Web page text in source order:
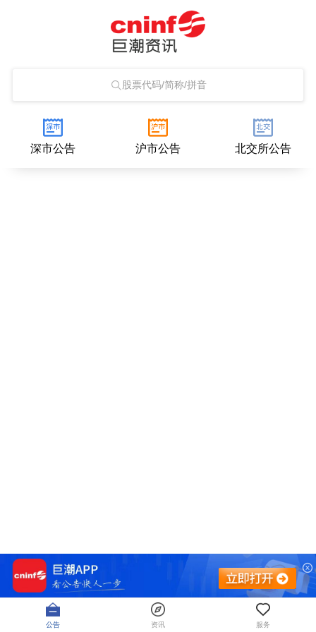
股票代码/简称/拼音
深市公告 沪市公告 北交所公告
公告 资讯 服务